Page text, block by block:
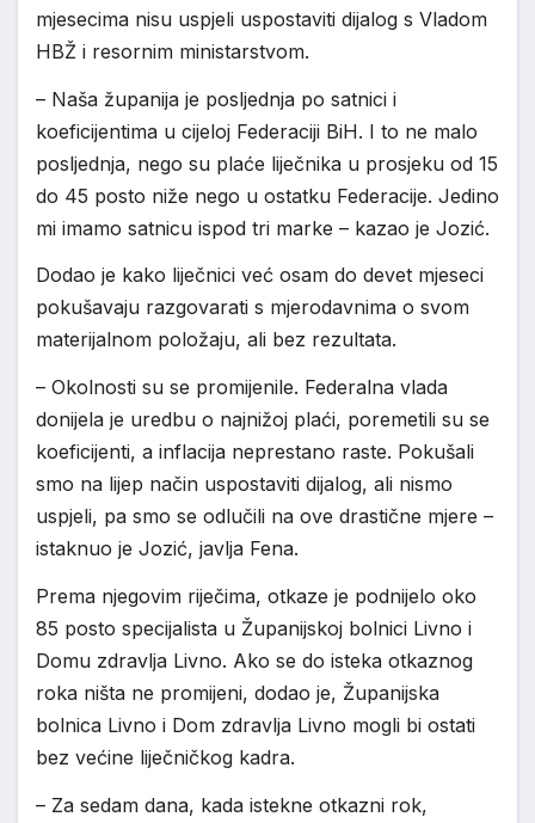
mjesecima nisu uspjeli uspostaviti dijalog s Vladom
HBŽ i resornim ministarstvom.
– Naša županija je posljednja po satnici i
koeficijentima u cijeloj Federaciji BiH. I to ne malo
posljednja, nego su plaće liječnika u prosjeku od 15
do 45 posto niže nego u ostatku Federacije. Jedino
mi imamo satnicu ispod tri marke – kazao je Jozić.
Dodao je kako liječnici već osam do devet mjeseci
pokušavaju razgovarati s mjerodavnima o svom
materijalnom položaju, ali bez rezultata.
– Okolnosti su se promijenile. Federalna vlada
donijela je uredbu o najnižoj plaći, poremetili su se
koeficijenti, a inflacija neprestano raste. Pokušali
smo na lijep način uspostaviti dijalog, ali nismo
uspjeli, pa smo se odlučili na ove drastične mjere –
istaknuo je Jozić, javlja Fena.
Prema njegovim riječima, otkaze je podnijelo oko
85 posto specijalista u Županijskoj bolnici Livno i
Domu zdravlja Livno. Ako se do isteka otkaznog
roka ništa ne promijeni, dodao je, Županijska
bolnica Livno i Dom zdravlja Livno mogli bi ostati
bez većine liječničkog kadra.
– Za sedam dana, kada istekne otkazni rok,